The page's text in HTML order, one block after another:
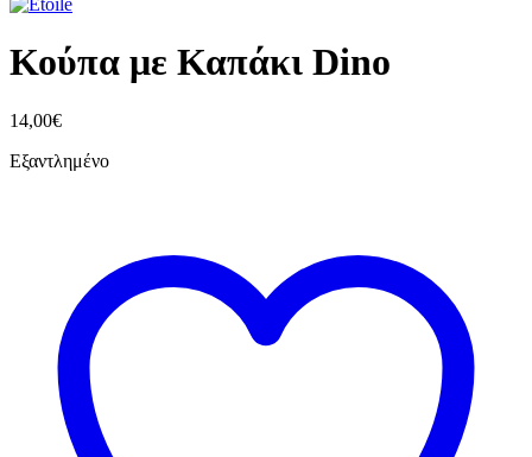
Κούπα με Καπάκι Dino
14,00€
Εξαντλημένο